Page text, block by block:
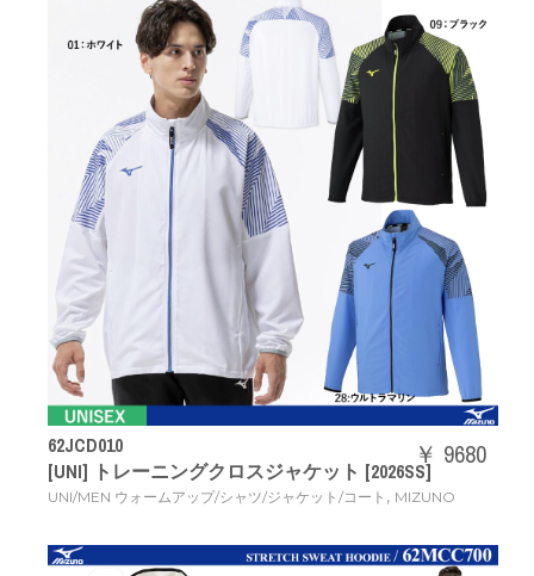
62JCD010
[UNI] トレーニングクロスジャケット [2026SS]
UNI/MEN ウォームアップ/シャツ/ジャケット/コート , MIZUNO
￥ 9680